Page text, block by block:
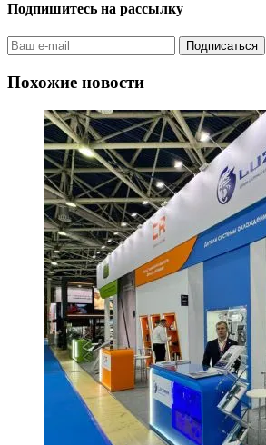
Подпишитесь на рассылку
Похожие новости